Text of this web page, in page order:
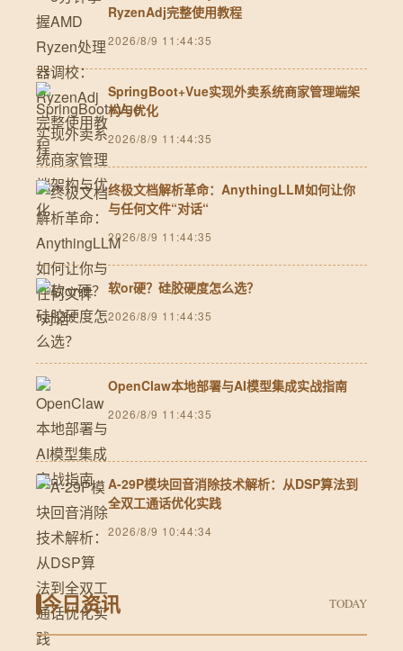
RyzenAdj完整使用教程
2026/8/9 11:44:35
SpringBoot+Vue实现外卖系统商家管理端架
构与优化
2026/8/9 11:44:35
终极文档解析革命：AnythingLLM如何让你
与任何文件“对话“
2026/8/9 11:44:35
软or硬？硅胶硬度怎么选？
2026/8/9 11:44:35
OpenClaw本地部署与AI模型集成实战指南
2026/8/9 11:44:35
A-29P模块回音消除技术解析：从DSP算法到
全双工通话优化实践
2026/8/9 10:44:34
今日资讯 TODAY